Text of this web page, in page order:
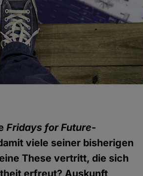
Fridays for Future-
viele seiner bisherigen
These vertritt, die sich